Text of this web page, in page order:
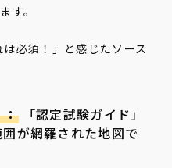
す。
必須！」と感じたソース
：「認定試験ガイド」
が網羅された地図で